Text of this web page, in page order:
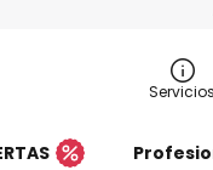
Servicios